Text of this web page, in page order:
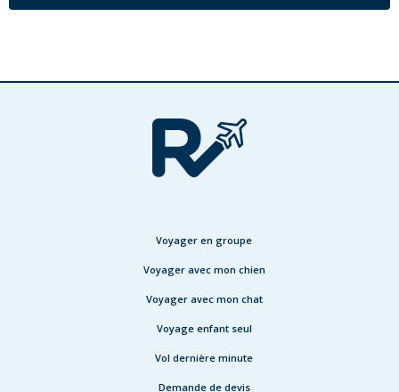
Voyager en groupe
Voyager avec mon chien
Voyager avec mon chat
Voyage enfant seul
Vol dernière minute
Demande de devis